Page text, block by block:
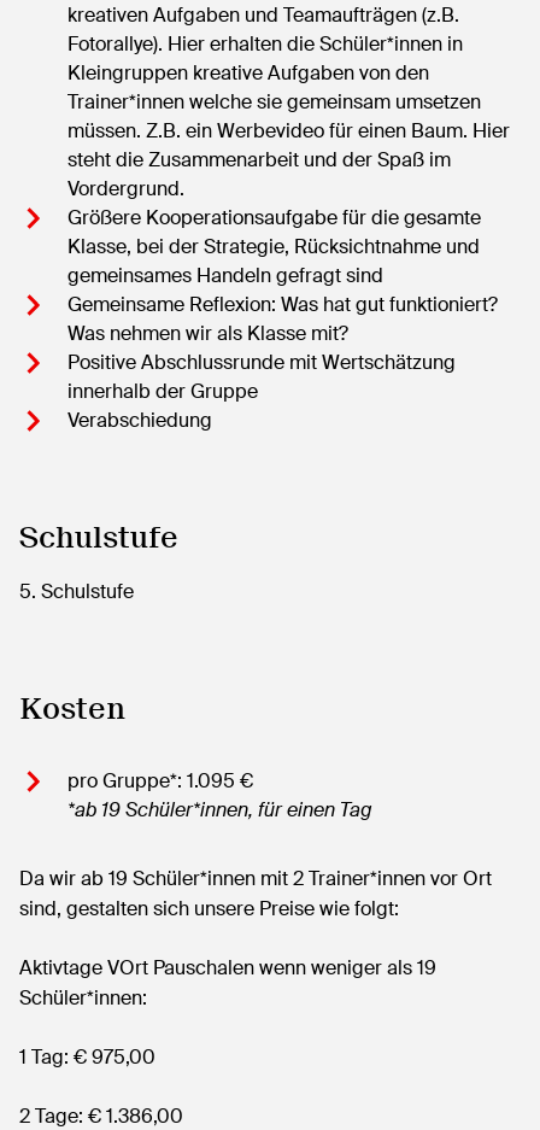
kreativen Aufgaben und Teamaufträgen (z.B.
Fotorallye). Hier erhalten die Schüler*innen in
Kleingruppen kreative Aufgaben von den
Trainer*innen welche sie gemeinsam umsetzen
müssen. Z.B. ein Werbevideo für einen Baum. Hier
steht die Zusammenarbeit und der Spaß im
Vordergrund.
Größere Kooperationsaufgabe für die gesamte
Klasse, bei der Strategie, Rücksichtnahme und
gemeinsames Handeln gefragt sind
Gemeinsame Reflexion: Was hat gut funktioniert?
Was nehmen wir als Klasse mit?
Positive Abschlussrunde mit Wertschätzung
innerhalb der Gruppe
Verabschiedung
Schulstufe
5. Schulstufe
Kosten
pro Gruppe*: 1.095 €
*ab 19 Schüler*innen, für einen Tag
Da wir ab 19 Schüler*innen mit 2 Trainer*innen vor Ort
sind, gestalten sich unsere Preise wie folgt:
Aktivtage VOrt Pauschalen wenn weniger als 19
Schüler*innen:
1 Tag: € 975,00
2 Tage: € 1.386,00